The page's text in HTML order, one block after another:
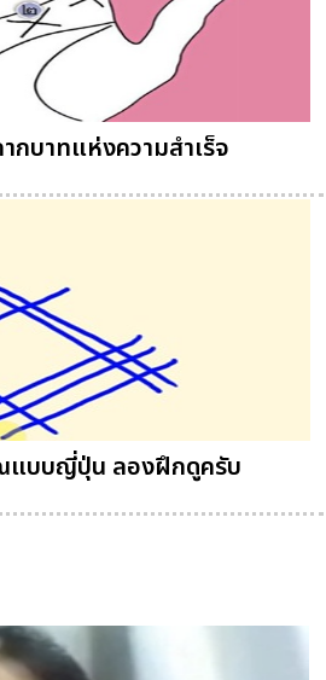
กบาทแห่งความสำเร็จ
แบบญี่ปุ่น ลองฝึกดูครับ